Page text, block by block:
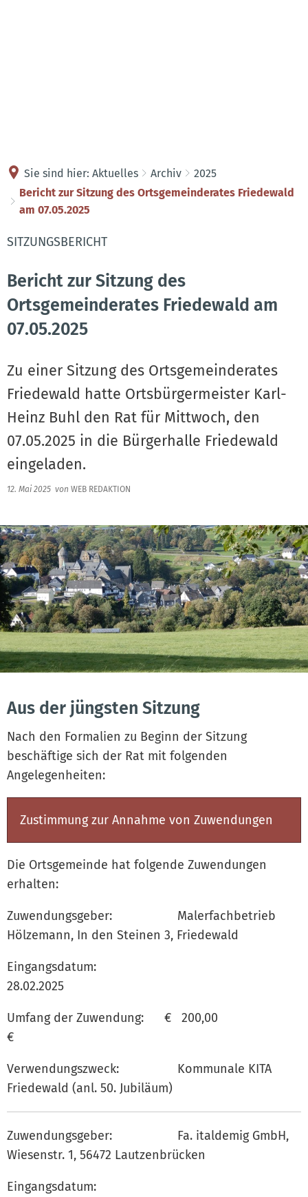
Sie sind hier: Aktuelles Archiv
2025
Bericht zur Sitzung des Ortsgemeinderates Friedewald
am 07.05.2025
SITZUNGSBERICHT
Bericht zur Sitzung des
Ortsgemeinderates Friedewald am
07.05.2025
Zu einer Sitzung des Ortsgemeinderates
Friedewald hatte Ortsbürgermeister Karl-
Heinz Buhl den Rat für Mittwoch, den
07.05.2025 in die Bürgerhalle Friedewald
eingeladen.
12. Mai 2025 von WEB REDAKTION
Aus der jüngsten Sitzung
Nach den Formalien zu Beginn der Sitzung
beschäftige sich der Rat mit folgenden
Angelegenheiten:
Zustimmung zur Annahme von Zuwendungen
Die Ortsgemeinde hat folgende Zuwendungen
erhalten:
Zuwendungsgeber: Malerfachbetrieb
Hölzemann, In den Steinen 3, Friedewald
Eingangsdatum:
Umfang der Zuwendung: € 200,00
€
Verwendungszweck: Kommunale KITA
Friedewald (anl. 50. Jubiläum)
Zuwendungsgeber: Fa. italdemig GmbH,
Wiesenstr. 1, 56472 Lautzenbrücken
Eingangsdatum: